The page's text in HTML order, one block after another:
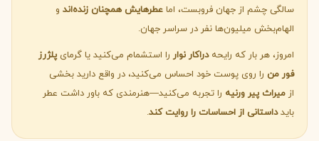
سالگی چشم از جهان فروبست، اما عطرهایش همچنان زنده‌اند و
الهام‌بخش میلیون‌ها نفر در سراسر جهان.
امروز، هر بار که رایحهدراکار نوار را استشمام می‌کنید یا گرمایپلژرز
فور من را روی پوست خود احساس می‌کنید، در واقع دارید بخشی
از میراث پیر ورنیه را تجربه می‌کنید—هنرمندی که باور داشت عطر
بایدداستانی از احساسات را روایت کند.